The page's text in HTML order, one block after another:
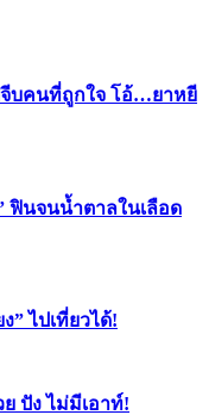
จีบคนที่ถูกใจ โอ้…ยาหยี
ฟินจนน้ำตาลในเลือด
” ไปเที่ยวได้!
ปัง ไม่มีเอาท์!